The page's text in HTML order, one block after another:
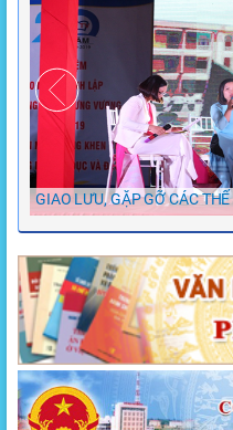
Trường
khoa khối
A01 của tỉnh
GIAO LƯU, GẶP GỠ CÁC